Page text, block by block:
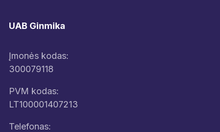
UAB Ginmika
Įmonės kodas:
300079118
PVM kodas:
LT100001407213
Telefonas: